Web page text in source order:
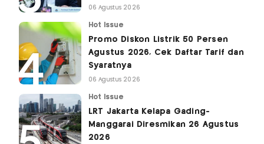
06 Agustus 2026
Hot Issue
Promo Diskon Listrik 50 Persen
Agustus 2026, Cek Daftar Tarif dan
Syaratnya
06 Agustus 2026
Hot Issue
LRT Jakarta Kelapa Gading-
Manggarai Diresmikan 26 Agustus
2026